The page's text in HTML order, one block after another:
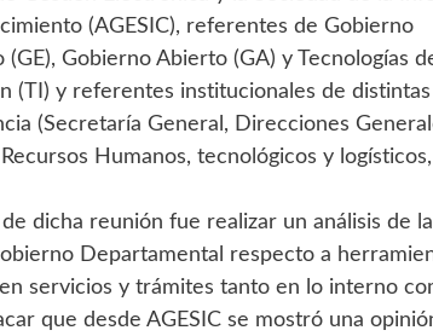
(AGESIC), referentes de Gobierno
(GE), Gobierno Abierto (GA) y Tecnologías
(TI) y referentes institucionales de
(Secretaría General, Direcciones
Humanos, tecnológicos y
dicha reunión fue realizar un análisis de
Departamental respecto a
servicios y trámites tanto en lo interno
que desde AGESIC se mostró una